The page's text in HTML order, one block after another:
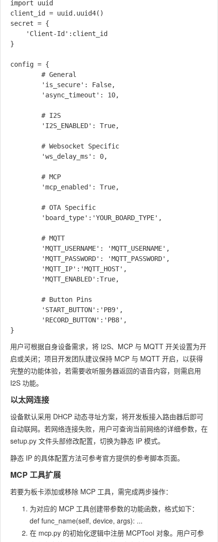
import uuid
client_id = uuid.uuid4()
secret = {
}
config = {
用户可根据自身设备需求，将 I2S、MCP 与 MQTT 开关设置为开
启或关闭；项目开发团队建议保持 MCP 与 MQTT 开启，以获得
完整的功能体验，若需要收听服务器返回的语音内容，则需启用
I2S 功能。​
以太网连接
设备默认采用 DHCP 动态寻址方案，将开发板接入路由器后即可
自动联网。若网络连接失败，用户可查询当前网络的详细参数，在
setup.py 文件头部修改配置，切换为静态 IP 模式。
静态 IP 的具体配置方法可参考官方提供的参考脚本页面。
MCP 工具扩展
若要为板卡添加或移除 MCP 工具，需完成两步操作：
为对应的 MCP 工具创建带参数的功能函数，格式如下：
def func_name(self, device, args): ...
在 mcp.py 的初始化逻辑中注册 MCPTool 对象。用户可参